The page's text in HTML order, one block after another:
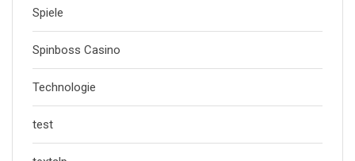
Spiele
Spinboss Casino
Technologie
test